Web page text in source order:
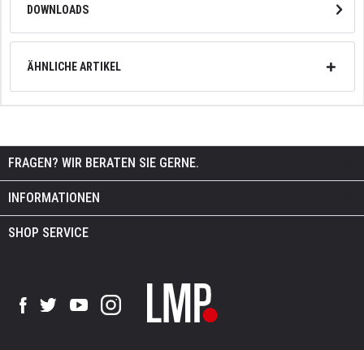
DOWNLOADS
ÄHNLICHE ARTIKEL
FRAGEN? WIR BERATEN SIE GERNE.
INFORMATIONEN
SHOP SERVICE